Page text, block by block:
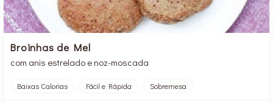
Broinhas de Mel
com anis estrelado e noz-moscada
Baixas Calorias Fácil e Rápida Sobremesa